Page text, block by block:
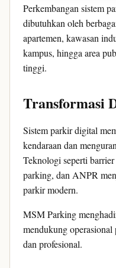
Perkembangan sistem
dibutuhkan oleh
apartemen, kawasan
kampus, hingga area
tinggi.
Transformasi
Sistem parkir digital
kendaraan dan
Teknologi seperti
parking, dan ANPR
parkir modern.
MSM Parking
mendukung
dan profesional.